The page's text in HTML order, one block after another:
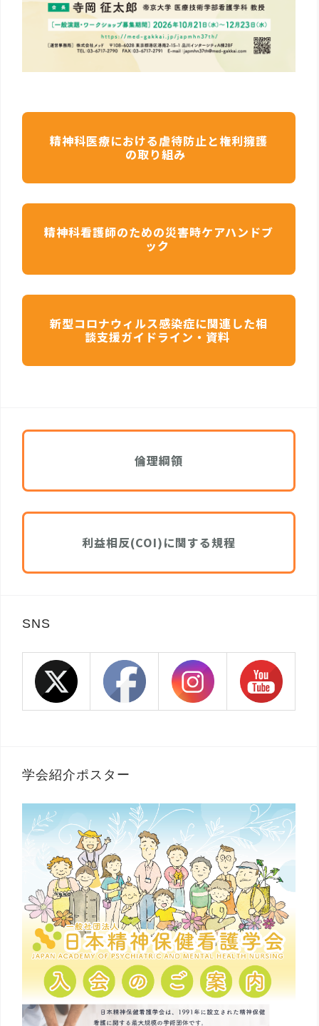
精神科医療における虐待防止と権利擁護
の取り組み
精神科看護師のための災害時ケアハンドブ
ック
新型コロナウィルス感染症に関連した相
談支援ガイドライン・資料
倫理綱領
利益相反(COI)に関する規程
SNS
学会紹介ポスター